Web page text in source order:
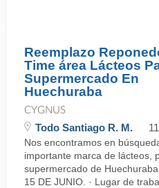
Reemplazo
Time área Lácteos
Supermercado En
Huechuraba
CYGNUS
Todo Santiago R. M.
Nos encontramos en
importante marca de lácteos,
supermercado de
15 DE JUNIO. · Lugar de